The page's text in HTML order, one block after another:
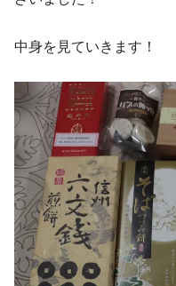
中身を見ていきます！